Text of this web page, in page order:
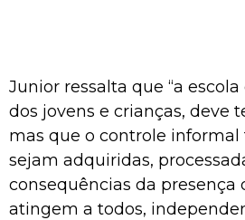
Junior ressalta que “a
dos jovens e crianças, deve
mas que o controle
sejam adquiridas,
consequências da presença
atingem a todos,